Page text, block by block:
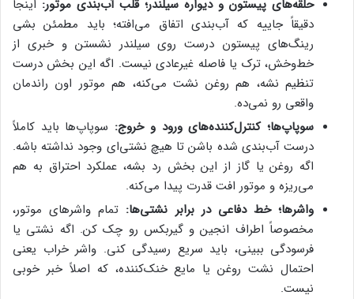
حلقه‌های پیستون و دیواره سیلندر؛ قلب آب‌بندی موتور: اینجا
دقیقاً جاییه که آب‌بندی اتفاق می‌افته؛ باید مطمئن بشی
رینگ‌های پیستون درست روی سیلندر نشستن و خبری از
خط‌وخش، ترک یا فاصله غیرعادی نیست. اگه این بخش درست
تنظیم نشه، هم روغن نشت می‌کنه، هم موتور اون راندمان
واقعی رو نمی‌ده.
سوپاپ‌ها؛ کنترل‌کننده‌های ورود و خروج: سوپاپ‌ها باید کاملاً
درست آب‌بندی شده باشن تا هیچ نشتی‌ای وجود نداشته باشه.
اگه روغن یا گاز از این بخش رد بشه، عملکرد احتراق به هم
می‌ریزه و موتور افت قدرت پیدا می‌کنه.
واشرها؛ خط دفاعی در برابر نشتی‌ها: تمام واشرهای موتور،
مخصوصاً اطراف انجین و گیربکس رو چک کن. اگه نشتی یا
فرسودگی ببینی، باید سریع رسیدگی کنی. واشر خراب یعنی
احتمال نشت روغن یا مایع خنک‌کننده، که اصلاً خبر خوبی
نیست.